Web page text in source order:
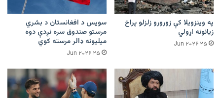
په وینزویلا کې زورورو زلزلو پراخ
زیانونه اړولي
۲۵ Jun ۲۰۲۶
سویس د افغانستان د بشري
مرستو صندوق سره نږدې دوه
میلیونه ډالر مرسته کوي
۲۵ Jun ۲۰۲۶